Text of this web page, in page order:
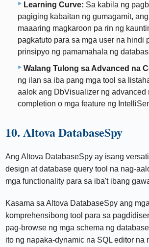
Learning Curve: Sa kabila ng
pagiging kabaitan ng gumagamit,
maaaring magkaroon pa rin ng
pagkatuto para sa mga user na hindi
prinsipyo ng pamamahala ng
Walang Tulong sa Advanced na
ng ilan sa iba pang mga tool sa
aalok ang DbVisualizer ng advanced
completion o mga feature ng
10. Altova DatabaseSpy
Ang Altova DatabaseSpy ay isang
design at database query tool na nag-
mga functionality para sa iba't ibang
Kasama sa Altova DatabaseSpy ang mga
komprehensibong tool para sa
pag-browse ng mga schema ng
ito ng napaka-dynamic na SQL editor na